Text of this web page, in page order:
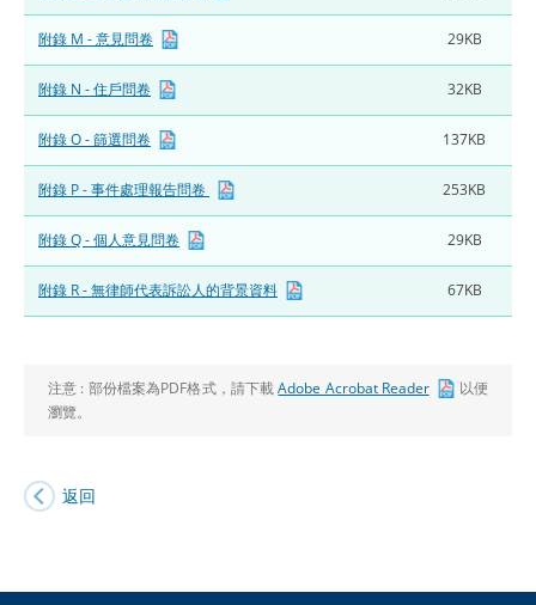
附錄 M - 意見問卷 29KB
附錄 N - 住戶問卷 32KB
附錄 O - 篩選問卷 137KB
附錄 P - 事件處理報告問卷 253KB
附錄 Q - 個人意見問卷 29KB
附錄 R - 無律師代表訴訟人的背景資料 67KB
注意 : 部份檔案為PDF格式，請下載Adobe Acrobat Reader
以便
瀏覽。
返回